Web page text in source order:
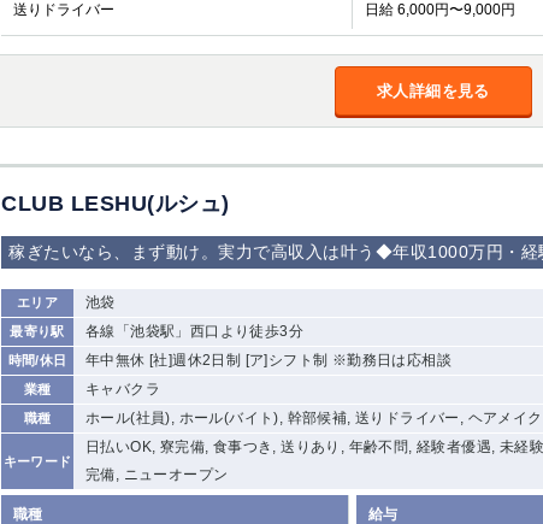
送りドライバー 日給 6,000円〜9,000円
求人詳細を見る
CLUB LESHU(ルシュ)
稼ぎたいなら、まず動け。実力で高収入は叶う◆年収1000万円・
エリア 池袋
最寄り駅 各線「池袋駅」西口より徒歩3分
時間/休日 年中無休 [社]週休2日制 [ア]シフト制 ※勤務日は応相談
業種 キャバクラ
職種 ホール(社員), ホール(バイト), 幹部候補, 送りドライバー, ヘアメイク
キーワード
日払いOK, 寮完備, 食事つき, 送りあり, 年齢不問, 経験者優遇, 未経
完備, ニューオープン
職種 給与